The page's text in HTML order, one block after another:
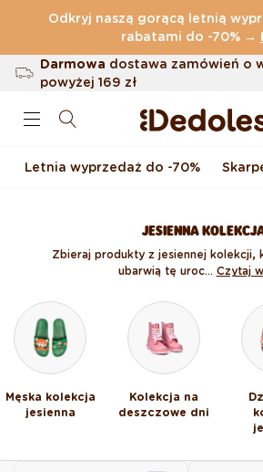
Przejdź do treści
Odkryj naszą gorącą letnią
rabatami do -70% →
(32.787 Opinie)
Darmowa dostawa zamówień o
powyżej169 zł
Możliwość zwrotu w ciągu 100 dni
Letnia wyprzedaż do -70%
JESIENNA
Zbieraj produkty z jesiennej kolekcji,
ubarwią tę uroc... Czytaj
Męska kolekcja
jesienna
Kolekcja na
deszczowe dni